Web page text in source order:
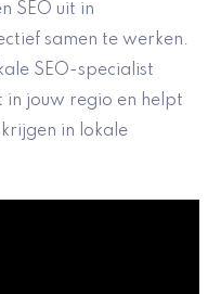
SEO uit in
samen te werken.
SEO-specialist
in jouw regio en helpt
in lokale